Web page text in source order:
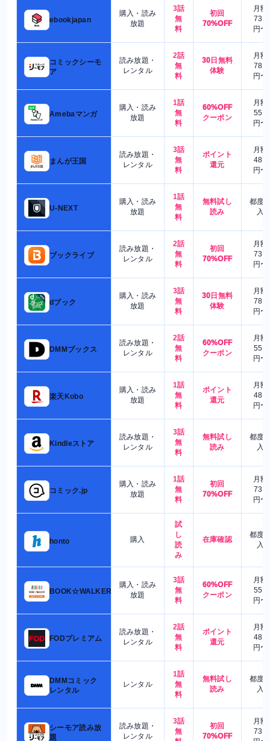
ebookjapan
購入・読み
放題
3話
無
料
初回
70%OFF
月額
730
円〜
コミックシーモ
ア
読み放題・
レンタル
2話
無
料
30日無料
体験
月額
780
円〜
Amebaマンガ
購入・読み
放題
1話
無
料
60%OFF
クーポン
月額
550
円〜
まんが王国
読み放題・
レンタル
3話
無
料
ポイント
還元
月額
480
円〜
U-NEXT
購入・読み
放題
1話
無
料
無料試し
読み
都度
入
ブックライブ
読み放題・
レンタル
2話
無
料
初回
70%OFF
月額
730
円〜
dブック
購入・読み
放題
3話
無
料
30日無料
体験
月額
780
円〜
DMMブックス
読み放題・
レンタル
2話
無
料
60%OFF
クーポン
月額
550
円〜
楽天Kobo
購入・読み
放題
1話
無
料
ポイント
還元
月額
480
円〜
Kindleストア
読み放題・
レンタル
3話
無
料
無料試し
読み
都度
入
コミック.jp
購入・読み
放題
1話
無
料
初回
70%OFF
月額
730
円〜
honto 購入
試
し
読
み
在庫確認
都度
入
BOOK☆WALKER
購入・読み
放題
3話
無
料
60%OFF
クーポン
月額
550
円〜
FODプレミアム
読み放題・
レンタル
2話
無
料
ポイント
還元
月額
480
円〜
DMMコミック
レンタル
レンタル
1話
無
料
無料試し
読み
都度
入
シーモア読み放
題
読み放題・
レンタル
3話
無
初回
70%OFF
月額
730